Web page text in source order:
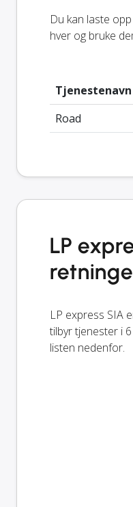
Du kan laste
hver og bruke
Tjenestenavn
Road
LP
LP express SIA
tilbyr tjenester i
listen nedenfor.